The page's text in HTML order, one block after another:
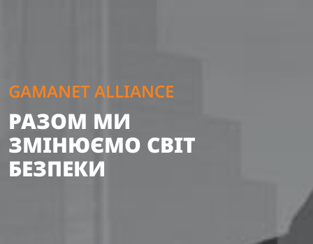
GAMANET ALLIANCE
РАЗОМ МИ
ЗМІНЮЄМО СВІТ
БЕЗПЕКИ